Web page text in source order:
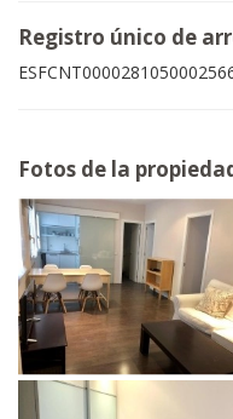
Registro único de
Fotos de la